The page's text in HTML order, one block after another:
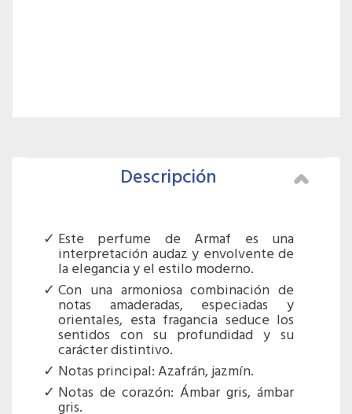
Descripción
Este perfume de Armaf es una
interpretación audaz y envolvente de
la elegancia y el estilo moderno.
Con una armoniosa combinación de
notas amaderadas, especiadas y
orientales, esta fragancia seduce los
sentidos con su profundidad y su
carácter distintivo.
Notas principal: Azafrán, jazmín.
Notas de corazón: Ámbar gris, ámbar
gris.